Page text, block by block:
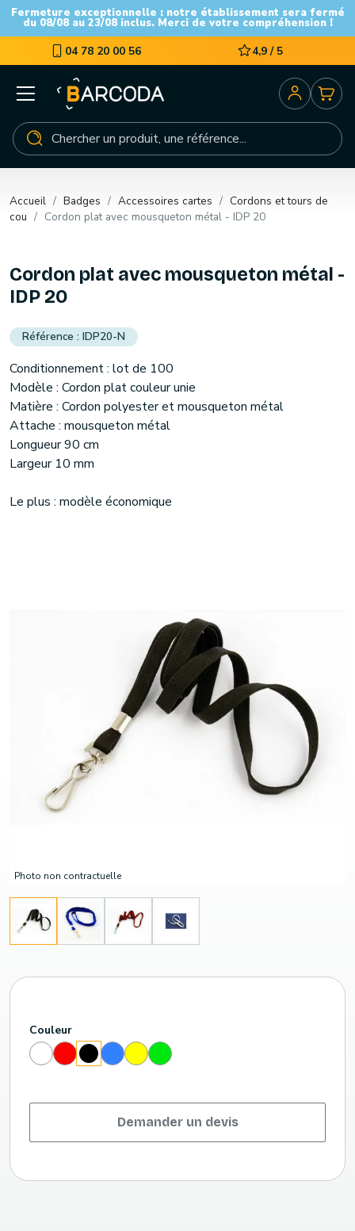
Fermeture exceptionnelle : notre établissement sera fermé
du 08/08 au 23/08 inclus. Merci de votre compréhension !
04 78 20 00 56 4,9 / 5
Accueil Badges Accessoires cartes
Cordons et tours de
cou
Cordon plat avec mousqueton métal - IDP 20
Photo non contractuelle
Cordon plat avec mousqueton métal -
IDP 20
IDP20-N
Conditionnement : lot de 100
Modèle : Cordon plat couleur unie
Matière : Cordon polyester et mousqueton métal
Attache : mousqueton métal
Longueur 90 cm
Largeur 10 mm
Le plus : modèle économique
Couleur
BlancRougeNoirBleuJauneVert
Demander un devis